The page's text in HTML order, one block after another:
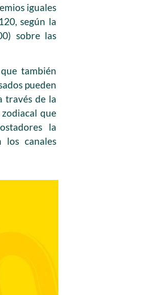
iguales
según la
sobre las
también
pueden
través de la
que
la
canales